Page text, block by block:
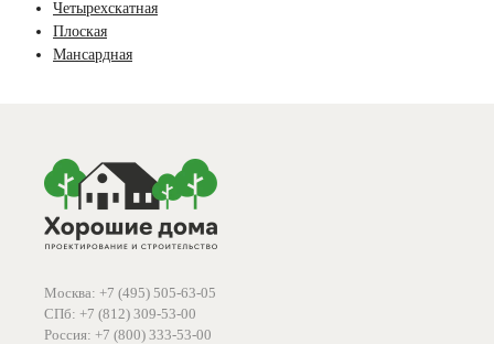
Четырехскатная
Плоская
Мансардная
Москва: +7 (495) 505-63-05
СПб: +7 (812) 309-53-00
Россия: +7 (800) 333-53-00